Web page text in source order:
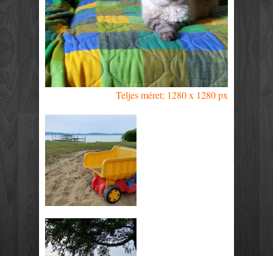
Teljes méret: 1280 x 1280 px